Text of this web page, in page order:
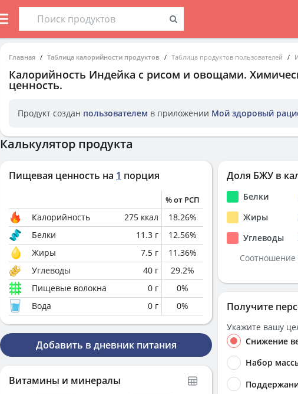
Главная Таблица калорийности продуктов Таблица продуктов пользователей
Калорийность Индейка с рисом и овощами.
ценность.
Продукт создан пользователем в приложении Мой здоровый
Калькулятор продукта
Пищевая ценность на 1 порция
% от РСП
Калорийность 275 ккал 18.26%
Белки
11.3 г 12.56%
Жиры
7.5 г 11.36%
Углеводы
40 г 29.2%
Пищевые волокна
0 г 0%
Вода
0 г 0%
Добавить в дневник питания
Витамины и минералы
Доля БЖУ в
Белки
Жиры
Углеводы
Соотношение
Получите
Укажите вашу
Снижение
Набор